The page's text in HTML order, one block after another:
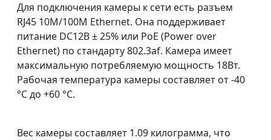
Для подключения камеры к сети есть разъем
RJ45 10M/100M Ethernet. Она поддерживает
питание DC12В ± 25% или PoE (Power over
Ethernet) по стандарту 802.3af. Камера имеет
максимальную потребляемую мощность 18Вт.
Рабочая температура камеры составляет от -40
°C до +60 °C.
Вес камеры составляет 1.09 килограмма, что